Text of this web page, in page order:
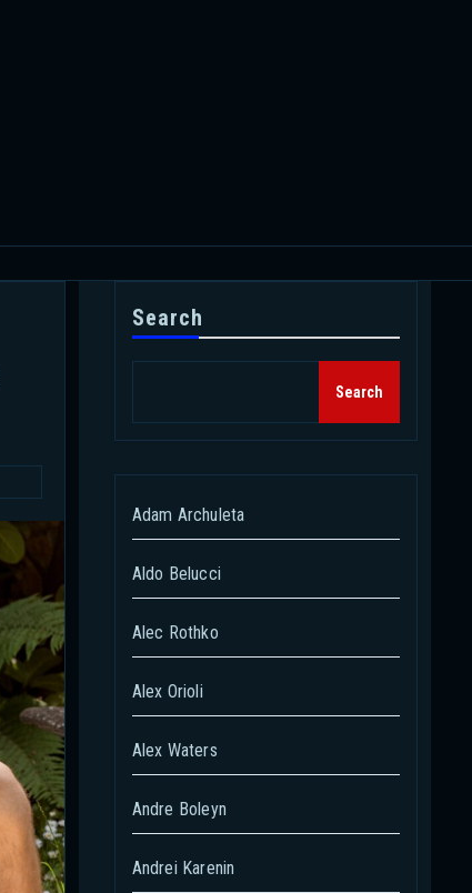
Search
Search
Adam Archuleta
Aldo Belucci
Alec Rothko
Alex Orioli
Alex Waters
Andre Boleyn
Andrei Karenin